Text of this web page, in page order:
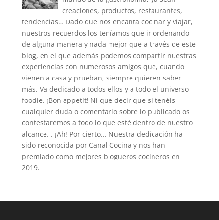
creaciones, productos, restaurantes,
tendencias… Dado que nos encanta cocinar y viajar,
nuestros recuerdos los teníamos que ir ordenando
de alguna manera y nada mejor que a través de este
blog, en el que además podemos compartir nuestras
experiencias con numerosos amigos que, cuando
vienen a casa y prueban, siempre quieren saber
más. Va dedicado a todos ellos y a todo el universo
foodie. ¡Bon appetit! Ni que decir que si tenéis
cualquier duda o comentario sobre lo publicado os
contestaremos a todo lo que esté dentro de nuestro
alcance. . ¡Ah! Por cierto... Nuestra dedicación ha
sido reconocida por Canal Cocina y nos han
premiado como mejores blogueros cocineros en
2019.